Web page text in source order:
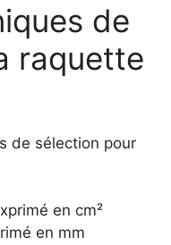
de
raquette
de sélection pour
en cm²
en mm